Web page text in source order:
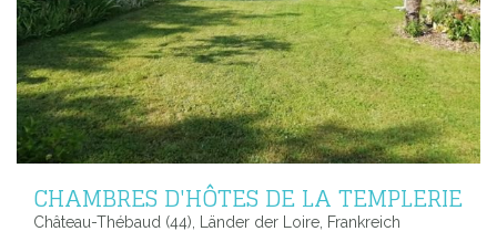
CHAMBRES D'HÔTES DE LA TEMPLERIE
Château-Thébaud (44), Länder der Loire, Frankreich